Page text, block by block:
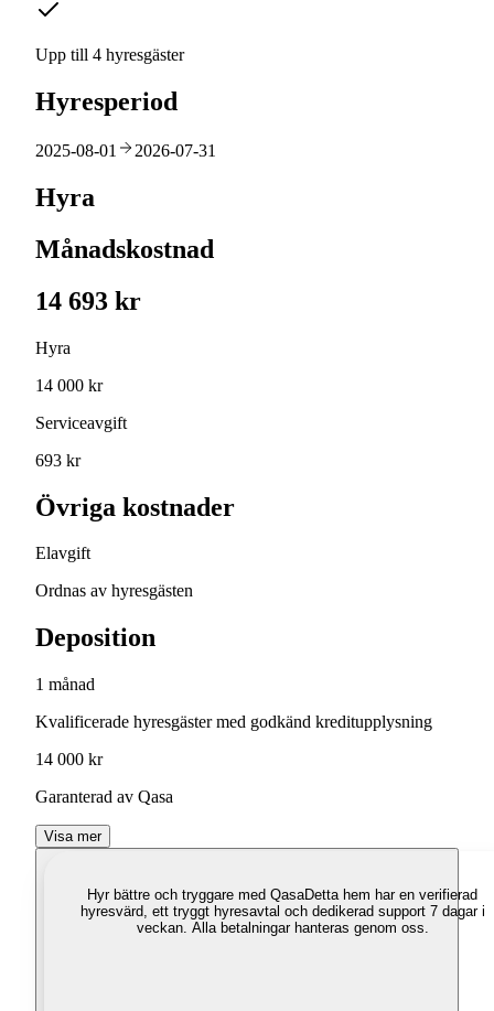
Upp till 4 hyresgäster
Hyresperiod
2025-08-01 2026-07-31
Hyra
Månadskostnad
14 693 kr
Hyra
14 000 kr
Serviceavgift
693 kr
Övriga kostnader
Elavgift
Ordnas av hyresgästen
Deposition
1 månad
Kvalificerade hyresgäster med godkänd kreditupplysning
14 000 kr
Garanterad av Qasa
Visa mer
Hyr bättre och tryggare med QasaDetta hem har en verifierad
hyresvärd, ett tryggt hyresavtal och dedikerad support 7 dagar i
veckan. Alla betalningar hanteras genom oss.